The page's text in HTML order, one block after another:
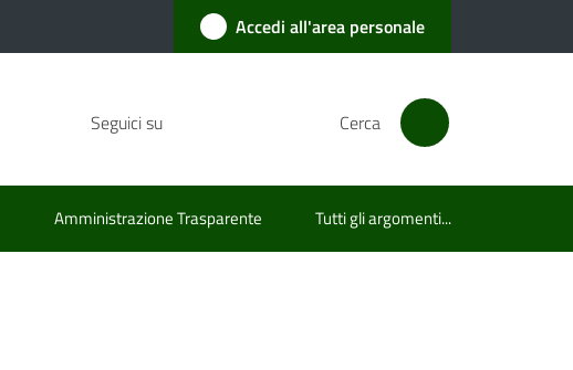
Accedi all'area personale
Seguici su Cerca
Amministrazione Trasparente Tutti gli argomenti...